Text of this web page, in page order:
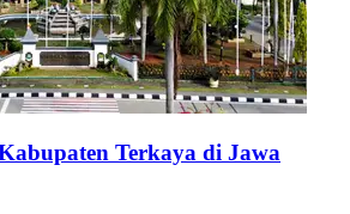
Terkaya di Jawa